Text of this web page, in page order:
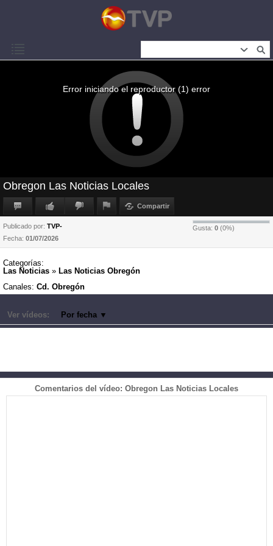
Error iniciando el reproductor (1) error
Obregon Las Noticias Locales
Compartir
Gusta: 0 (0%)
Publicado por: TVP-
Fecha: 01/07/2026
Categorías:
Las Noticias » Las Noticias Obregón
Canales: Cd. Obregón
Ver vídeos: Por fecha ▼
Comentarios del vídeo: Obregon Las Noticias Locales